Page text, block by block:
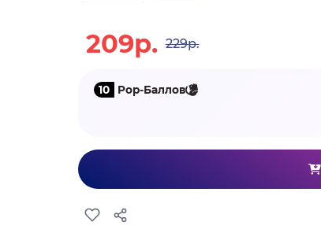
209р. 229р.
10 Pop-Баллов